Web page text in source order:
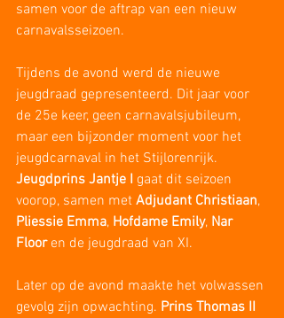
samen voor de aftrap van een nieuw
carnavalsseizoen.
Tijdens de avond werd de nieuwe
jeugdraad gepresenteerd. Dit jaar voor
de 25e keer, geen carnavalsjubileum,
maar een bijzonder moment voor het
jeugdcarnaval in het Stijlorenrijk.
Jeugdprins Jantje I gaat dit seizoen
voorop, samen met Adjudant Christiaan,
Pliessie Emma, Hofdame Emily, Nar
Floor en de jeugdraad van XI.
Later op de avond maakte het volwassen
gevolg zijn opwachting. Prins Thomas II